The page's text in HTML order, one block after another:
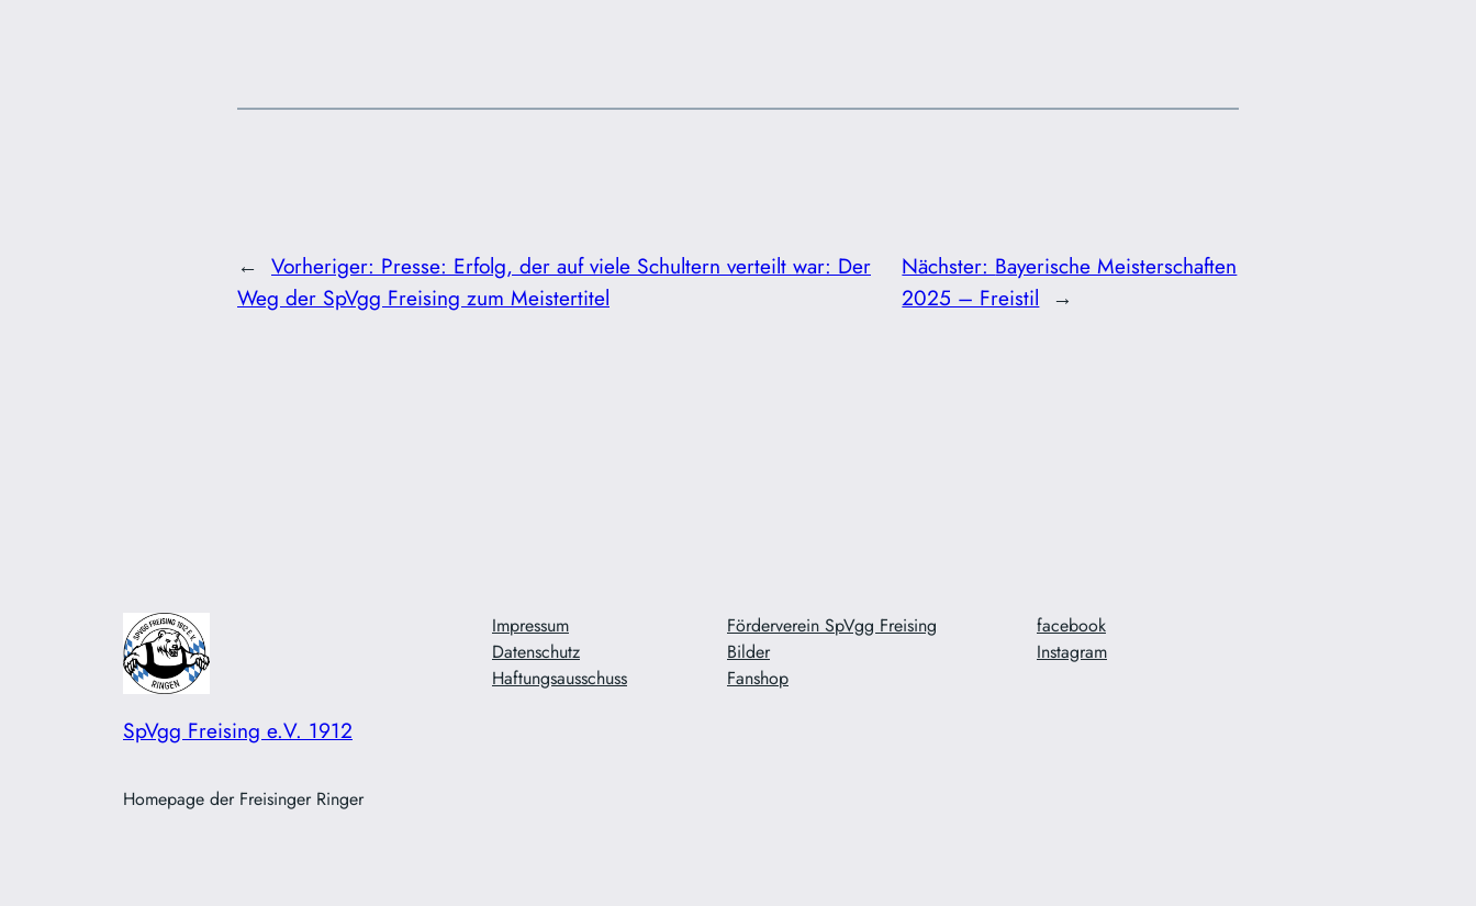
← Vorheriger: Presse: Erfolg, der auf viele Schultern verteilt war: Der
Weg der SpVgg Freising zum Meistertitel
Nächster: Bayerische Meisterschaften
2025 – Freistil →
SpVgg Freising e.V. 1912
Homepage der Freisinger Ringer
Impressum
Datenschutz
Haftungsausschuss
Förderverein SpVgg Freising
Bilder
Fanshop
facebook
Instagram